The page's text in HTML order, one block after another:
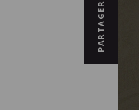
PARTAGER